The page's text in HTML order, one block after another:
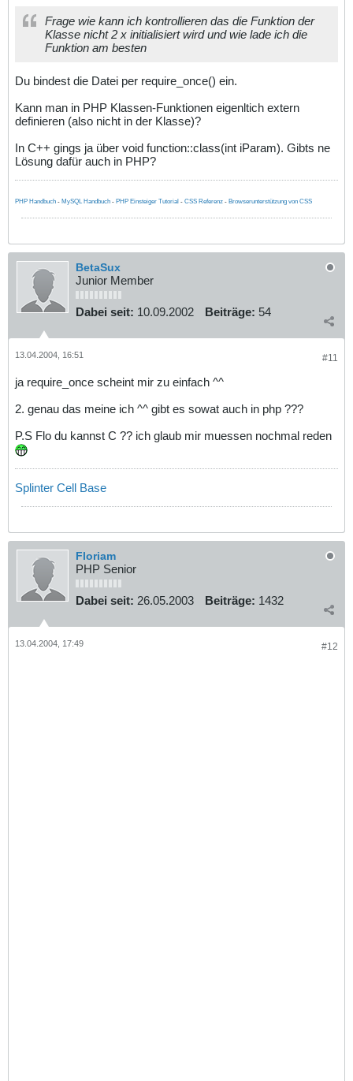
Frage wie kann ich kontrollieren das die Funktion der
Klasse nicht 2 x initialisiert wird und wie lade ich die
Funktion am besten
Du bindest die Datei per require_once() ein.
Kann man in PHP Klassen-Funktionen eigenltich extern
definieren (also nicht in der Klasse)?
In C++ gings ja über void function::class(int iParam). Gibts ne
Lösung dafür auch in PHP?
PHP Handbuch - MySQL Handbuch - PHP Einsteiger Tutorial - CSS Referenz - Browserunterstützung von CSS
BetaSux
Junior Member
Dabei seit: 10.09.2002 Beiträge: 54
#11
13.04.2004, 16:51
ja require_once scheint mir zu einfach ^^
2. genau das meine ich ^^ gibt es sowat auch in php ???
P.S Flo du kannst C ?? ich glaub mir muessen nochmal reden
Splinter Cell Base
Floriam
PHP Senior
Dabei seit: 26.05.2003 Beiträge: 1432
#12
13.04.2004, 17:49